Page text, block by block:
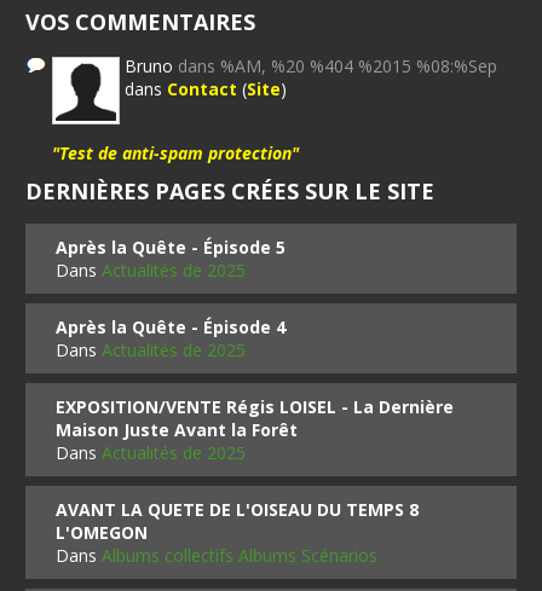
VOS COMMENTAIRES
Bruno dans %AM, %20 %404 %2015 %08:%Sep
dans Contact (Site)
"Test de anti-spam protection"
DERNIÈRES PAGES CRÉES SUR LE SITE
Après la Quête - Épisode 5
DansActualités de 2025
Après la Quête - Épisode 4
DansActualités de 2025
EXPOSITION/VENTE Régis LOISEL - La Dernière
Maison Juste Avant la Forêt
DansActualités de 2025
AVANT LA QUETE DE L'OISEAU DU TEMPS 8
L'OMEGON
DansAlbums collectifs Albums Scénarios